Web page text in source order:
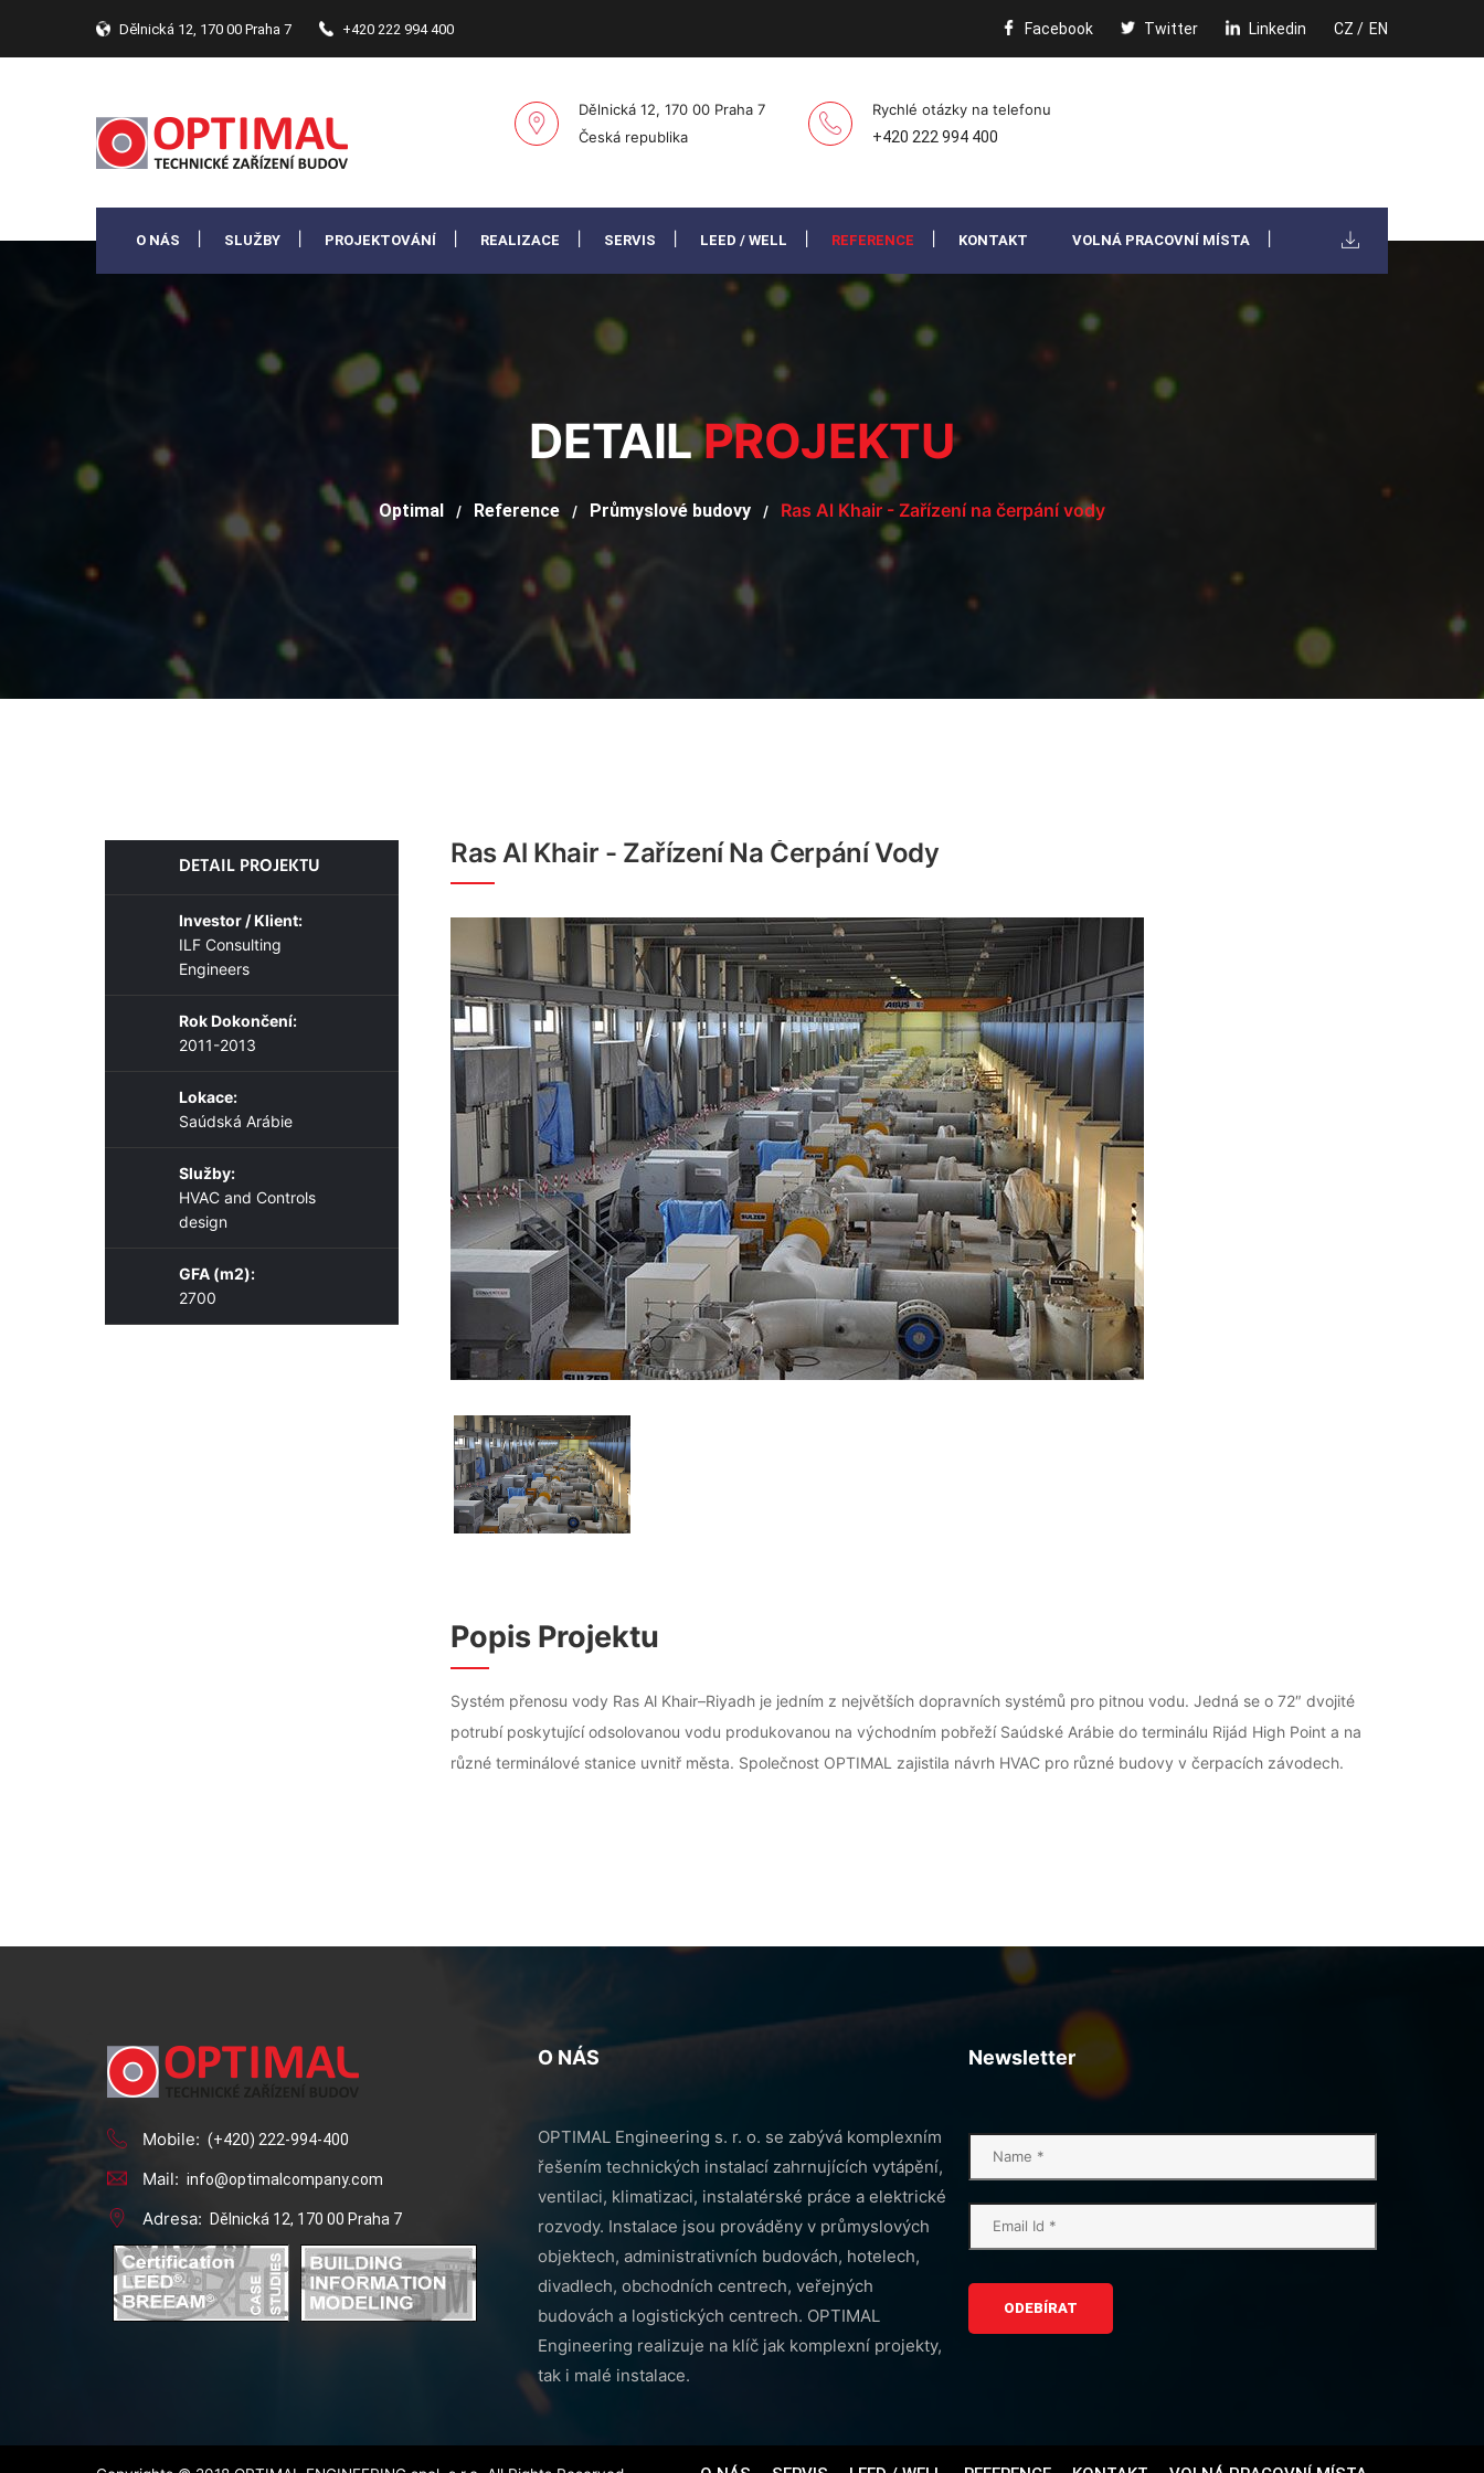
Dělnická 12, 170 00 Praha 7 +420 222 994 400 Facebook Twitter Linkedin CZ / EN
Dělnická 12, 170 00 Praha 7
Česká republika
Rychlé otázky na telefonu
+420 222 994 400
O NÁS SLUŽBY PROJEKTOVÁNÍ REALIZACE SERVIS LEED / WELL REFERENCE KONTAKT VOLNÁ PRACOVNÍ MÍSTA
DETAILPROJEKTU
Optimal / Reference / Průmyslové budovy / Ras Al Khair - Zařízení na čerpání vody
DETAIL PROJEKTU
Investor / Klient:
ILF Consulting
Engineers
Rok Dokončení:
2011-2013
Lokace:
Saúdská Arábie
Služby:
HVAC and Controls
design
GFA (m2):
2700
Ras Al Khair - Zařízení Na Čerpání Vody
Popis Projektu
Systém přenosu vody Ras Al Khair–Riyadh je jedním z největších dopravních systémů pro pitnou vodu. Jedná se o 72″ dvojité
potrubí poskytující odsolovanou vodu produkovanou na východním pobřeží Saúdské Arábie do terminálu Rijád High Point a na
různé terminálové stanice uvnitř města. Společnost OPTIMAL zajistila návrh HVAC pro různé budovy v čerpacích závodech.
Mobile: (+420) 222-994-400
Mail: info@optimalcompany.com
Adresa: Dělnická 12, 170 00 Praha 7
O NÁS
OPTIMAL Engineering s. r. o. se zabývá komplexním
řešením technických instalací zahrnujících vytápění,
ventilaci, klimatizaci, instalatérské práce a elektrické
rozvody. Instalace jsou prováděny v průmyslových
objektech, administrativních budovách, hotelech,
divadlech, obchodních centrech, veřejných
budovách a logistických centrech. OPTIMAL
Engineering realizuje na klíč jak komplexní projekty,
tak i malé instalace.
Newsletter
ODEBÍRAT